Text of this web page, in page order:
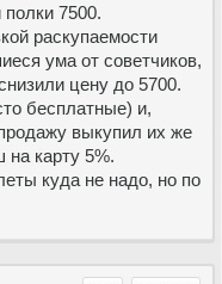
7500.
раскупаемости
ума от советчиков,
цену до 5700.
бесплатные) и,
выкупил их же
карту 5%.
куда не надо, но по